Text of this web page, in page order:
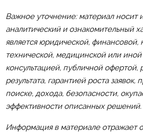
Важное уточнение: материал носит
аналитический и ознакомительный
является юридической, финансовой,
технической, медицинской или
консультацией, публичной офертой,
результата, гарантией роста
поиске, дохода, безопасности,
эффективности описанных решений.
Информация в материале отражает